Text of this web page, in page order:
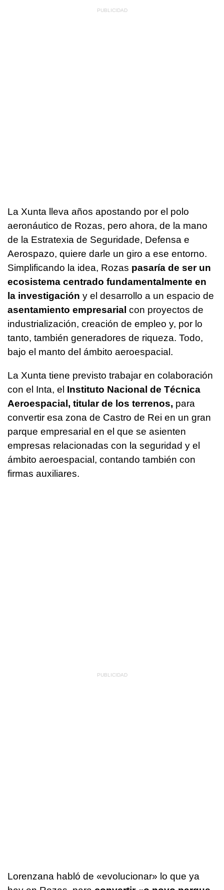
La Xunta lleva años apostando por el polo
aeronáutico de Rozas, pero ahora, de la mano
de la Estratexia de Seguridade, Defensa e
Aerospazo, quiere darle un giro a ese entorno.
Simplificando la idea, Rozas pasaría de ser un
ecosistema centrado fundamentalmente en
la investigación y el desarrollo a un espacio de
asentamiento empresarial con proyectos de
industrialización, creación de empleo y, por lo
tanto, también generadores de riqueza. Todo,
bajo el manto del ámbito aeroespacial.
La Xunta tiene previsto trabajar en colaboración
con el Inta, el Instituto Nacional de Técnica
Aeroespacial, titular de los terrenos, para
convertir esa zona de Castro de Rei en un gran
parque empresarial en el que se asienten
empresas relacionadas con la seguridad y el
ámbito aeroespacial, contando también con
firmas auxiliares.
Lorenzana habló de «evolucionar» lo que ya